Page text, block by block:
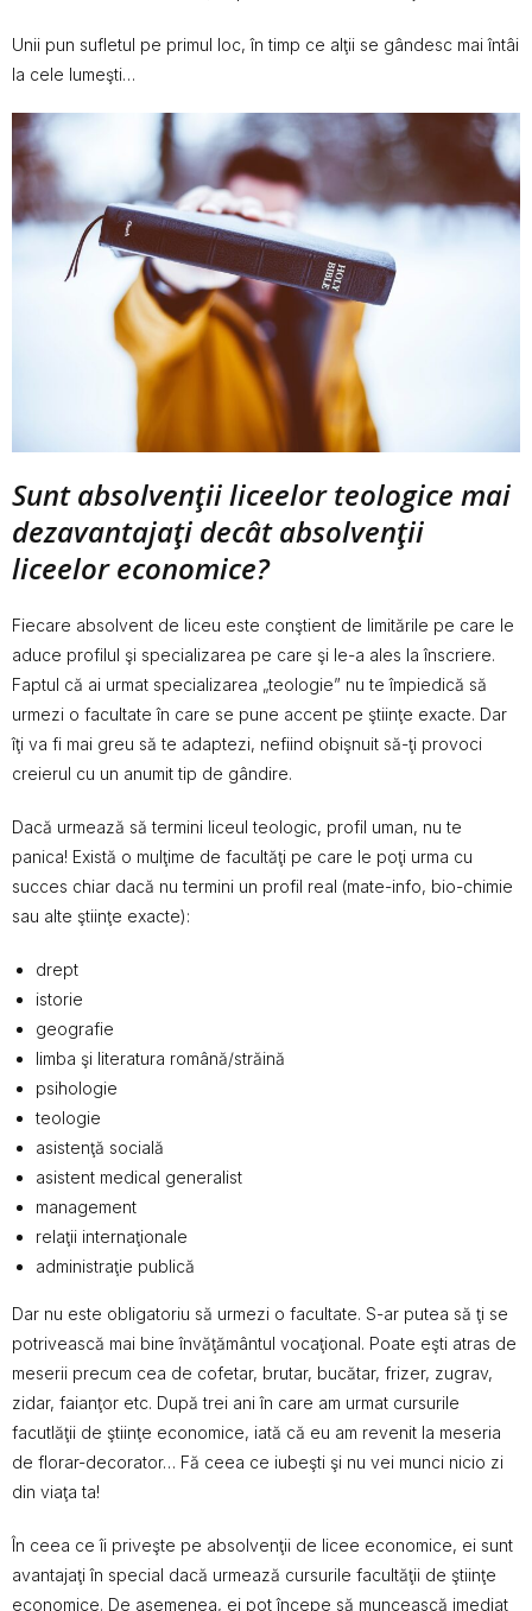
Unii pun sufletul pe primul loc, în timp ce alţii se gândesc mai întâi
la cele lumeşti…
Sunt absolvenţii liceelor teologice mai
dezavantajaţi decât absolvenţii
liceelor economice?
Fiecare absolvent de liceu este conştient de limitările pe care le
aduce profilul şi specializarea pe care şi le-a ales la înscriere.
Faptul că ai urmat specializarea „teologie” nu te împiedică să
urmezi o facultate în care se pune accent pe ştiinţe exacte. Dar
îţi va fi mai greu să te adaptezi, nefiind obişnuit să-ţi provoci
creierul cu un anumit tip de gândire.
Dacă urmează să termini liceul teologic, profil uman, nu te
panica! Există o mulţime de facultăţi pe care le poţi urma cu
succes chiar dacă nu termini un profil real (mate-info, bio-chimie
sau alte ştiinţe exacte):
drept
istorie
geografie
limba şi literatura română/străină
psihologie
teologie
asistenţă socială
asistent medical generalist
management
relaţii internaţionale
administraţie publică
Dar nu este obligatoriu să urmezi o facultate. S-ar putea să ţi se
potrivească mai bine învăţământul vocaţional. Poate eşti atras de
meserii precum cea de cofetar, brutar, bucătar, frizer, zugrav,
zidar, faianţor etc. După trei ani în care am urmat cursurile
facutlăţii de ştiinţe economice, iată că eu am revenit la meseria
de florar-decorator… Fă ceea ce iubeşti şi nu vei munci nicio zi
din viaţa ta!
În ceea ce îi priveşte pe absolvenţii de licee economice, ei sunt
avantajaţi în special dacă urmează cursurile facultăţii de ştiinţe
economice. De asemenea, ei pot începe să muncească imediat